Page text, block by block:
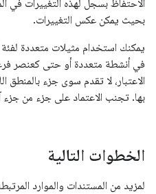
الاحتفاظ بسجل لهذه التغييرات في
بحيث يمكن عكس التغييرات.
يمكنك استخدام مثيلات متعددة
في أنشطة متعددة أو حتى كعنصر
الاعتبار، لا تقدم سوى جزء بالمنطق
بها. تجنب الاعتماد على جزء من جزء
الخطوات التالية
لمزيد من المستندات والموارد